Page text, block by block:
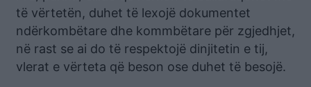
të vërtetën, duhet të lexojë dokumentet
ndërkombëtare dhe kommbëtare për zgjedhjet,
në rast se ai do të respektojë dinjitetin e tij,
vlerat e vërteta që beson ose duhet të besojë.